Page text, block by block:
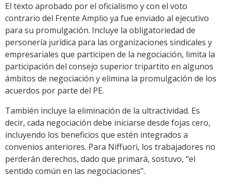
El texto aprobado por el oficialismo y con el voto
contrario del Frente Amplio ya fue enviado al ejecutivo
para su promulgación. Incluye la obligatoriedad de
personería jurídica para las organizaciones sindicales y
empresariales que participen de la negociación, limita la
participación del consejo superior tripartito en algunos
ámbitos de negociación y elimina la promulgación de los
acuerdos por parte del PE.
También incluye la eliminación de la ultractividad. Es
decir, cada negociación debe iniciarse desde fojas cero,
incluyendo los beneficios que estén integrados a
convenios anteriores. Para Niffuori, los trabajadores no
perderán derechos, dado que primará, sostuvo, “el
sentido común en las negociaciones”.